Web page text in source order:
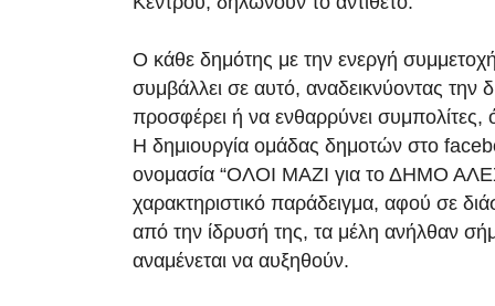
Ο κάθε δημότης με την ενεργή
συμβάλλει σε αυτό, αναδεικνύοντας την
προσφέρει ή να ενθαρρύνει συμπολίτες,
Η δημιουργία ομάδας δημοτών στο
ονομασία “ΟΛΟΙ ΜΑΖΙ για το ΔΗΜΟ
χαρακτηριστικό παράδειγμα, αφού σε
από την ίδρυσή της, τα μέλη ανήλθαν
αναμένεται να αυξηθούν.